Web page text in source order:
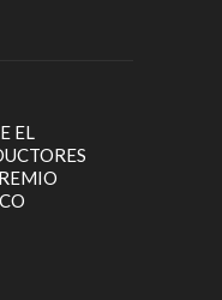
EL